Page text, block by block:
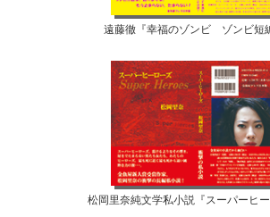
遠藤徹『幸福のゾンビ ゾンビ短
松岡里奈純文学私小説『スーパーヒー